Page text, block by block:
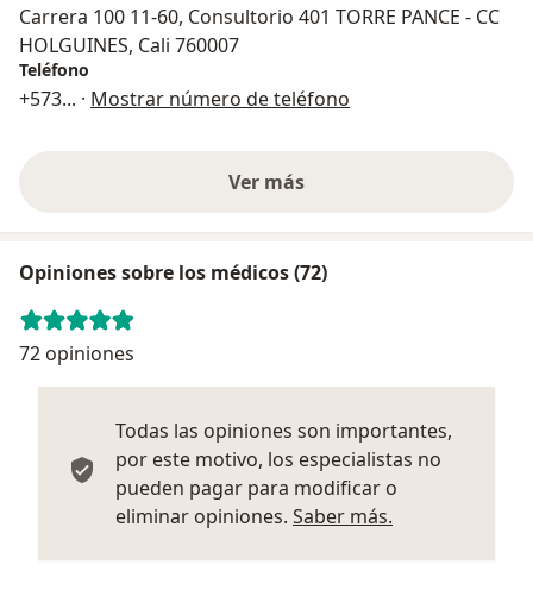
Carrera 100 11-60, Consultorio 401 TORRE PANCE - CC
HOLGUINES, Cali 760007
Teléfono
+573... · Mostrar número de teléfono
Ver más
Opiniones sobre los médicos (72)
72 opiniones
Todas las opiniones son importantes,
por este motivo, los especialistas no
pueden pagar para modificar o
eliminar opiniones. Saber más.